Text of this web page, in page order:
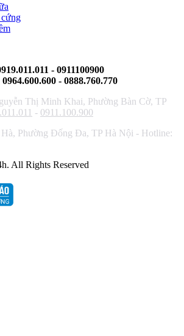
- 0911100900
0964.600.600 - 0888.760.770
Thị Minh Khai, Phường Bàn Cờ, TP
- 0911.100.900
Hà, Phường Đống Đa, TP Hà Nội - Hotline:
All Rights Reserved